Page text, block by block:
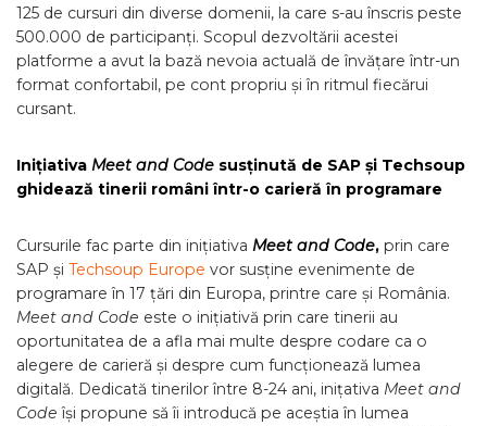
125 de cursuri din diverse domenii, la care s-au înscris peste
500.000 de participanți. Scopul dezvoltării acestei
platforme a avut la bază nevoia actuală de învățare într-un
format confortabil, pe cont propriu și în ritmul fiecărui
cursant.
Inițiativa Meet and Code susținută de SAP și Techsoup
ghidează tinerii români într-o carieră în programare
Cursurile fac parte din inițiativa Meet and Code, prin care
SAP și Techsoup Europe vor susține evenimente de
programare în 17 țări din Europa, printre care și România.
Meet and Code este o inițiativă prin care tinerii au
oportunitatea de a afla mai multe despre codare ca o
alegere de carieră și despre cum funcționează lumea
digitală. Dedicată tinerilor între 8-24 ani, inițativa Meet and
Code își propune să îi introducă pe aceștia în lumea